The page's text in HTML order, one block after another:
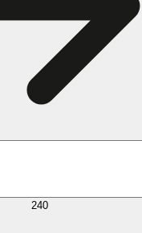
240